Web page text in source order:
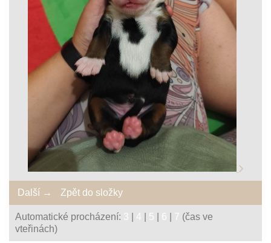
Další → Zpět do složky
Automatické procházení: 3 4 5 6 7 (čas ve
vteřinách)